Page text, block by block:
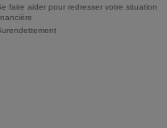
faire aider pour redresser votre situation